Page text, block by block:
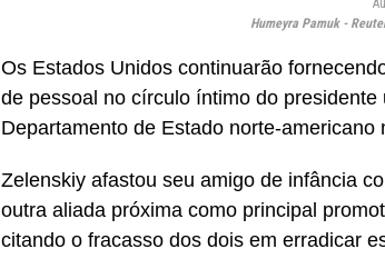
Humeyra Pamuk -
Os Estados Unidos continuarão
de pessoal no círculo íntimo do
Departamento de Estado norte-americano
Zelenskiy afastou seu amigo de infância
outra aliada próxima como principal
citando o fracasso dos dois em erradicar